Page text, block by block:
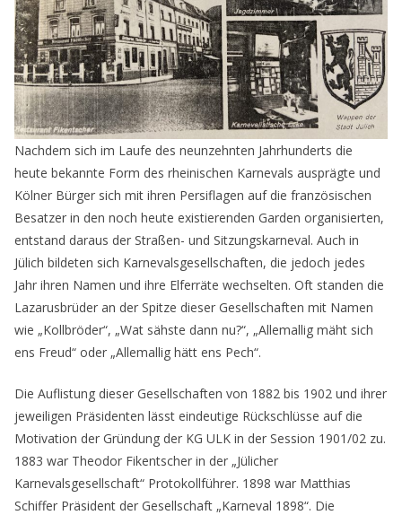
Nachdem sich im Laufe des neunzehnten Jahrhunderts die
heute bekannte Form des rheinischen Karnevals ausprägte und
Kölner Bürger sich mit ihren Persiflagen auf die französischen
Besatzer in den noch heute existierenden Garden organisierten,
entstand daraus der Straßen- und Sitzungskarneval. Auch in
Jülich bildeten sich Karnevalsgesellschaften, die jedoch jedes
Jahr ihren Namen und ihre Elferräte wechselten. Oft standen die
Lazarusbrüder an der Spitze dieser Gesellschaften mit Namen
wie „Kollbröder“, „Wat sähste dann nu?“, „Allemallig mäht sich
ens Freud“ oder „Allemallig hätt ens Pech“.
Die Auflistung dieser Gesellschaften von 1882 bis 1902 und ihrer
jeweiligen Präsidenten lässt eindeutige Rückschlüsse auf die
Motivation der Gründung der KG ULK in der Session 1901/02 zu.
1883 war Theodor Fikentscher in der „Jülicher
Karnevalsgesellschaft“ Protokollführer. 1898 war Matthias
Schiffer Präsident der Gesellschaft „Karneval 1898“. Die